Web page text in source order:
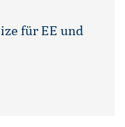
für EE und